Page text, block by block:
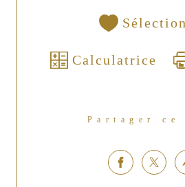
Calculatrice
Partager ce